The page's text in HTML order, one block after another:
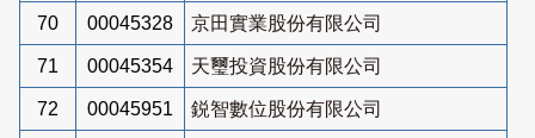
70 00045328 京田實業股份有限公司
71 00045354 天璽投資股份有限公司
72 00045951 鋭智數位股份有限公司